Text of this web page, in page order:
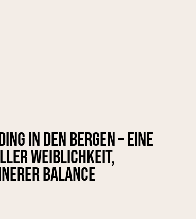
in den Bergen – Eine
Weiblichkeit,
Balance